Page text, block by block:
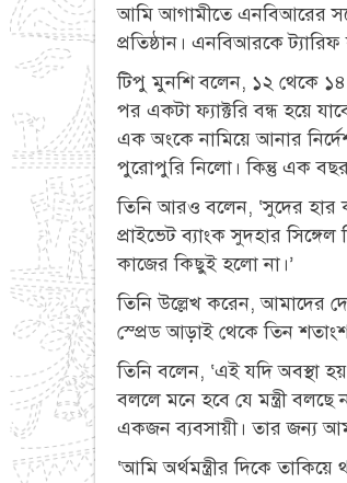
আমি আগামীতে এনবিআরের
প্রতিষ্ঠান। এনবিআরকে
টিপু মুনশি বলেন, ১২ থেকে
পর একটা ফ্যাক্টরি বন্ধ হয়ে
এক অংকে নামিয়ে আনার
পুরোপুরি নিলো। কিন্তু এক
তিনি আরও বলেন, ‘সুদের হার
প্রাইভেট ব্যাংক সুদহার
কাজের কিছুই হলো না।’
তিনি উল্লেখ করেন, আমাদের
স্প্রেড আড়াই থেকে তিন
তিনি বলেন, ‘এই যদি অবস্থা
বললে মনে হবে যে মন্ত্রী
একজন ব্যবসায়ী। তার জন্য
‘আমি অর্থমন্ত্রীর দিকে